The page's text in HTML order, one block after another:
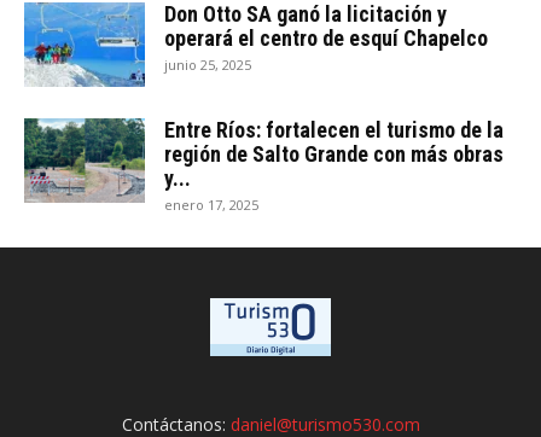
Don Otto SA ganó la licitación y
operará el centro de esquí Chapelco
junio 25, 2025
Entre Ríos: fortalecen el turismo de la
región de Salto Grande con más obras
y...
enero 17, 2025
Contáctanos: daniel@turismo530.com